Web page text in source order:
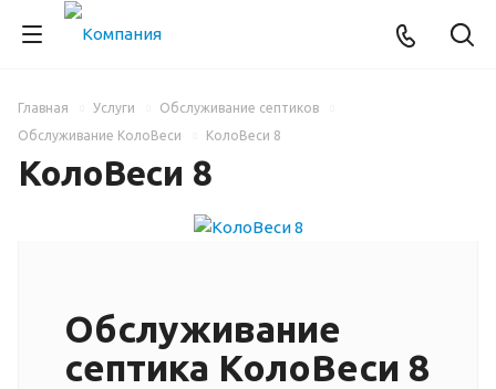
Главная Услуги
Обслуживание септиков
Обслуживание КолоВеси
КолоВеси 8
КолоВеси 8
Обслуживание
септика КолоВеси 8